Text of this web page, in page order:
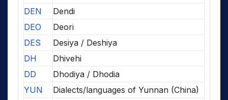
DEN
Dendi
DEO
Deori
DES
Desiya / Deshiya
DH
Dhivehi
DD
Dhodiya / Dhodia
YUN
Dialects/languages of Yunnan (China)